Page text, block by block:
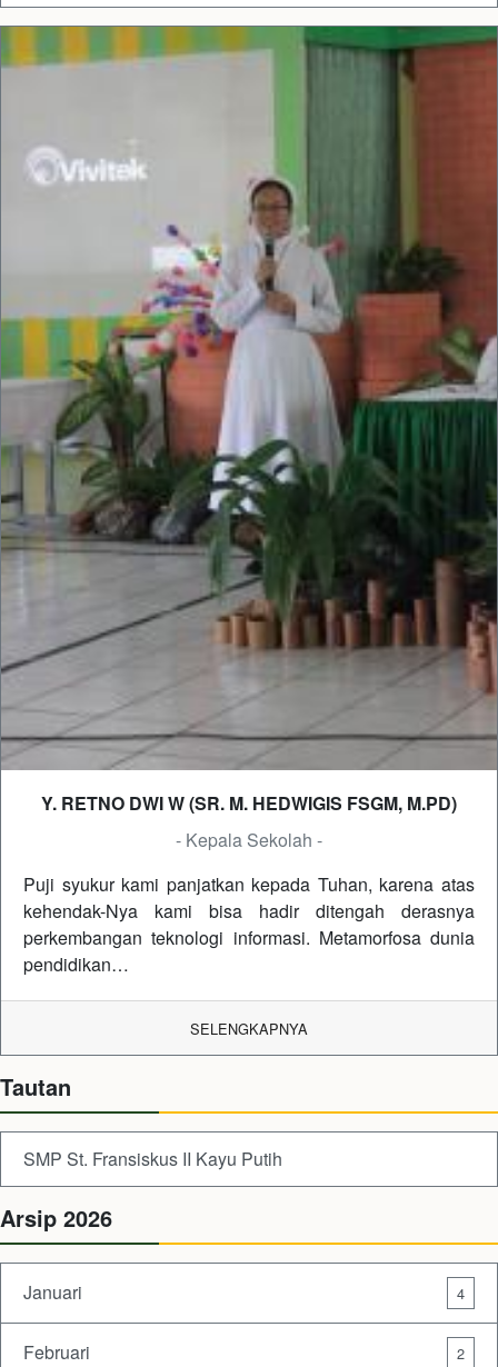
Y. RETNO DWI W (SR. M. HEDWIGIS FSGM, M.PD)
- Kepala Sekolah -
Puji syukur kami panjatkan kepada Tuhan, karena atas
kehendak-Nya kami bisa hadir ditengah derasnya
perkembangan teknologi informasi. Metamorfosa dunia
pendidikan…
SELENGKAPNYA
Tautan
SMP St. Fransiskus II Kayu Putih
Arsip 2026
Januari 4
Februari 2